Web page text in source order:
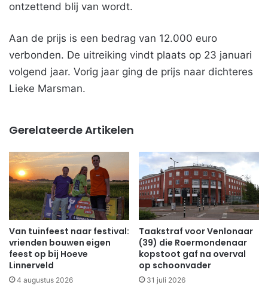
ontzettend blij van wordt.
Aan de prijs is een bedrag van 12.000 euro
verbonden. De uitreiking vindt plaats op 23 januari
volgend jaar. Vorig jaar ging de prijs naar dichteres
Lieke Marsman.
Gerelateerde Artikelen
Van tuinfeest naar festival:
vrienden bouwen eigen
feest op bij Hoeve
Linnerveld
4 augustus 2026
Taakstraf voor Venlonaar
(39) die Roermondenaar
kopstoot gaf na overval
op schoonvader
31 juli 2026